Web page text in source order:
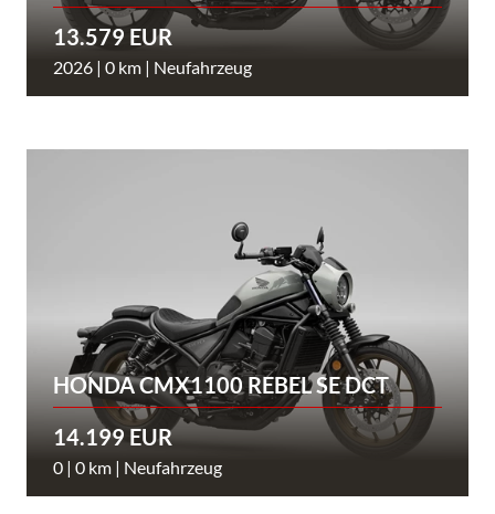
13.579 EUR
2026 | 0 km | Neufahrzeug
HONDA CMX1100 REBEL SE DCT
14.199 EUR
0 | 0 km | Neufahrzeug